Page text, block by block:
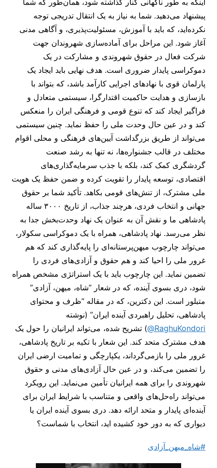
اینکه به طور ناگهانی کنار گذاشته شود، همان‌طور که شما
پیشنهاد می‌دهید. شما به نیاز به یک انتقال تدریجی توجه
نکرده‌اید، که باید با آموزش، مسئولیت‌پذیری، و آگاهی مدنی
آغاز شود. این مراحل برای آماده‌سازی شهروندان جهت
شرکت فعال در حقوق شهروندی و مشارکت در یک
دموکراسی پایدار ضروری است. هدف نهایی باید ایجاد یک
پارلمان قوی با نهادهای اجرایی کارآمد باشد، که بتواند با
بازسازی و هدایت حاکمیت اقتدارگرا، سیستمی متعادل و
فراگیر ایجاد کند که تنوع قومی و فرهنگی ایران را منعکس
کند و در عین حال وحدت ملی را حفظ نماید. چنین سیستمی
می‌تواند از طریق بزرگداشت آیین‌های فرهنگی و محلی اقوام
مختلف در قالب جشنواره‌ها، نه تنها به رشد صنعت
گردشگری کمک کند، بلکه با جذب سرمایه‌گذاری‌های
اقتصادی، توسعه پایدار را تقویت کرده و ضمن حفظ یک هویت
ملی مشترک، از تنش‌های قومی بکاهد. تأکید شما بر حقوق
جهانی و انتخاب فردی، هرچند جذاب، از تاریخ ۳۰۰۰ ساله
پادشاهی ما و نقش آن به عنوان یک نهاد وحدت‌بخش جدا به
نظر می‌رسد. نهاد پادشاهی، همراه با یک دموکراسی سکولار،
می‌تواند چارچوب میهن‌پرستانه‌ای را پایه‌گذاری کند که هم
غرور ملی را احیا کند و هم حقوق و آزادی‌های فردی را
تضمین نماید. این چارچوب باید با یک استراتژی مشخص همراه
شود، دری بسوی آینده، که در شعار “شاه، میهن، آزادی”
متبلور است. این دکترین، که در مقاله “ظرف و محتوای
پادشاهی، تحلیل راهبردی آینده ایران” (نوشته
@RaghuKondori) تشریح شده، می‌تواند ایرانیان را حول یک
هدف مشترک متحد کند. این شعار با تکیه بر تاریخ پادشاهی،
غرور ملی را بازمی‌گرداند، یکپارچگی و تمامیت ارضی ایران
را تضمین می‌کند، و در عین حال آزادی‌های مدنی و حقوق
شهروندی را برای همه ایرانیان تأمین می‌نماید. این رویکرد
می‌تواند راه‌حل‌های واقعی و متناسب با شرایط ایران برای
آینده‌ای پایدار و متحد ارائه دهد. دری بسوی آینده ایران یا
دیواری که به دور خود کشیده اید، انتخاب با شماست؟
#شاه_میهن_آزادی